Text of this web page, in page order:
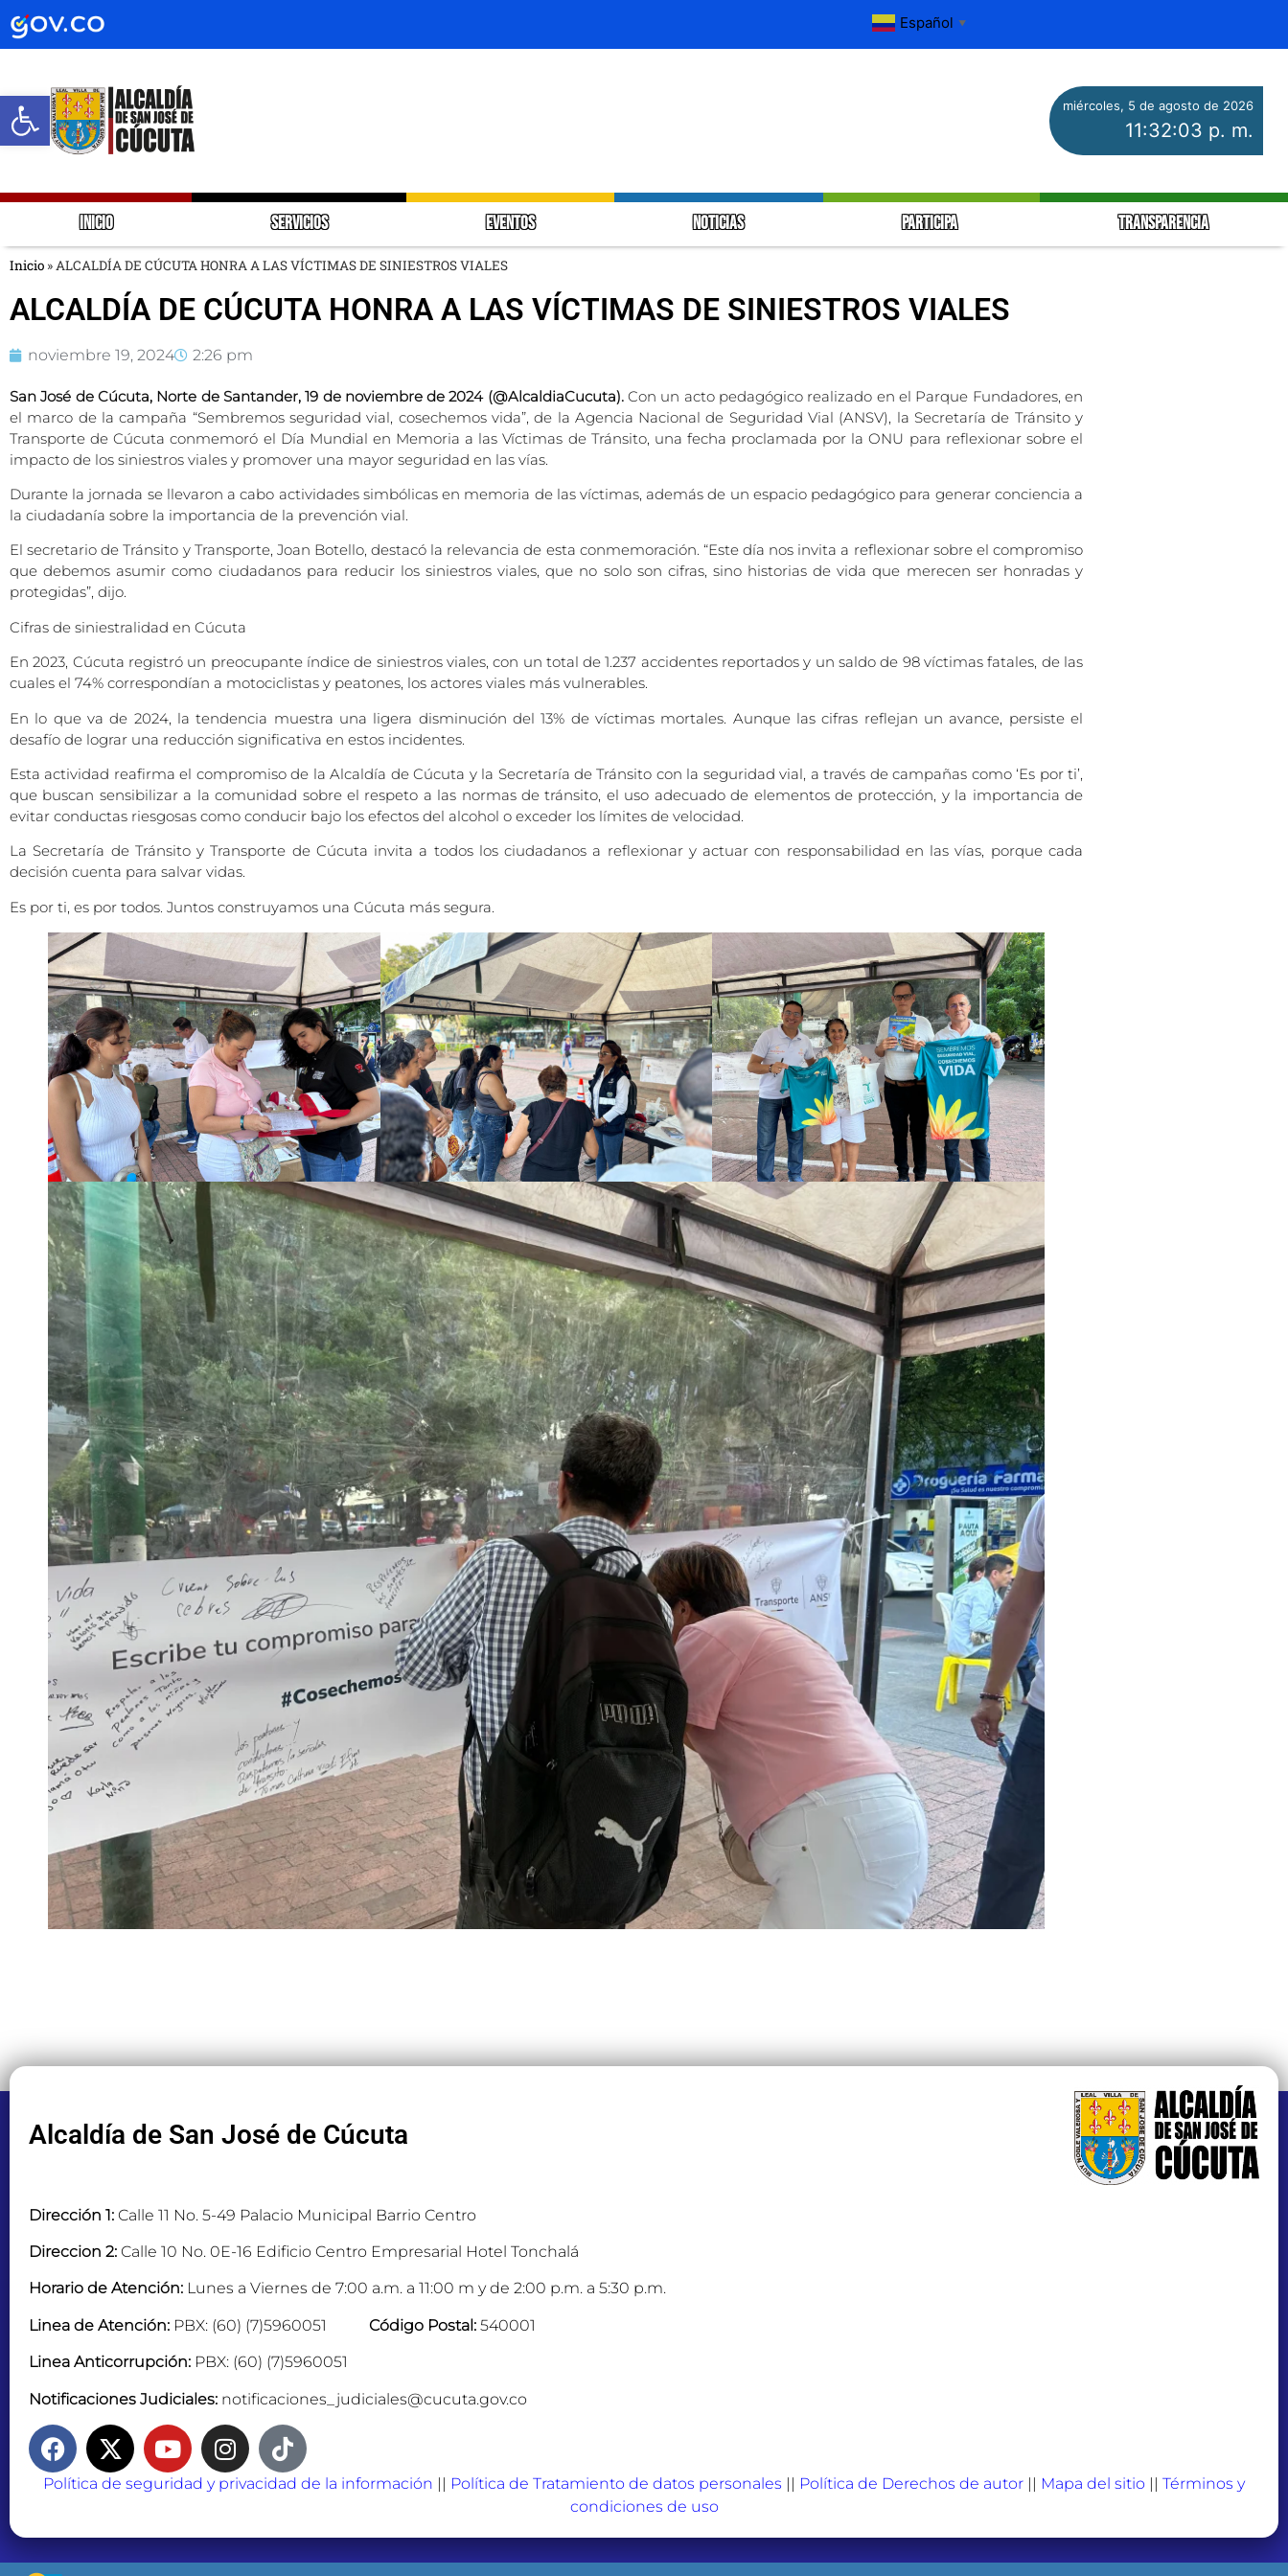
Abrir barra de herramientas
Español ▼
miércoles, 5 de agosto de 2026
11:32:04 p. m.
INICIO SERVICIOS EVENTOS NOTICIAS PARTICIPA TRANSPARENCIA
Inicio » ALCALDÍA DE CÚCUTA HONRA A LAS VÍCTIMAS DE SINIESTROS VIALES
ALCALDÍA DE CÚCUTA HONRA A LAS VÍCTIMAS DE SINIESTROS VIALES
noviembre 19, 2024 2:26 pm
San José de Cúcuta, Norte de Santander, 19 de noviembre de 2024 (@AlcaldiaCucuta).Con un acto pedagógico realizado en el Parque Fundadores, en
el marco de la campaña “Sembremos seguridad vial, cosechemos vida”, de la Agencia Nacional de Seguridad Vial (ANSV), la Secretaría de Tránsito y
Transporte de Cúcuta conmemoró el Día Mundial en Memoria a las Víctimas de Tránsito, una fecha proclamada por la ONU para reflexionar sobre el
impacto de los siniestros viales y promover una mayor seguridad en las vías.
Durante la jornada se llevaron a cabo actividades simbólicas en memoria de las víctimas, además de un espacio pedagógico para generar conciencia a
la ciudadanía sobre la importancia de la prevención vial.
El secretario de Tránsito y Transporte, Joan Botello, destacó la relevancia de esta conmemoración. “Este día nos invita a reflexionar sobre el compromiso
que debemos asumir como ciudadanos para reducir los siniestros viales, que no solo son cifras, sino historias de vida que merecen ser honradas y
protegidas”, dijo.
Cifras de siniestralidad en Cúcuta
En 2023, Cúcuta registró un preocupante índice de siniestros viales, con un total de 1.237 accidentes reportados y un saldo de 98 víctimas fatales, de las
cuales el 74% correspondían a motociclistas y peatones, los actores viales más vulnerables.
En lo que va de 2024, la tendencia muestra una ligera disminución del 13% de víctimas mortales. Aunque las cifras reflejan un avance, persiste el
desafío de lograr una reducción significativa en estos incidentes.
Esta actividad reafirma el compromiso de la Alcaldía de Cúcuta y la Secretaría de Tránsito con la seguridad vial, a través de campañas como ‘Es por ti’,
que buscan sensibilizar a la comunidad sobre el respeto a las normas de tránsito, el uso adecuado de elementos de protección, y la importancia de
evitar conductas riesgosas como conducir bajo los efectos del alcohol o exceder los límites de velocidad.
La Secretaría de Tránsito y Transporte de Cúcuta invita a todos los ciudadanos a reflexionar y actuar con responsabilidad en las vías, porque cada
decisión cuenta para salvar vidas.
Es por ti, es por todos. Juntos construyamos una Cúcuta más segura.
Alcaldía de San José de Cúcuta
Dirección 1: Calle 11 No. 5-49 Palacio Municipal Barrio Centro
Direccion 2: Calle 10 No. 0E-16 Edificio Centro Empresarial Hotel Tonchalá
Horario de Atención: Lunes a Viernes de 7:00 a.m. a 11:00 m y de 2:00 p.m. a 5:30 p.m.
Linea de Atención: PBX: (60) (7)5960051 Código Postal: 540001
Linea Anticorrupción: PBX: (60) (7)5960051
Notificaciones Judiciales: notificaciones_judiciales@cucuta.gov.co
Política de seguridad y privacidad de la información || Política de Tratamiento de datos personales || Política de Derechos de autor || Mapa del sitio || Términos y
condiciones de uso